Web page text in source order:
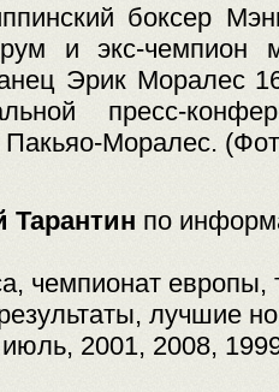
боксер
и экс-чемпион
Эрик Моралес
пресс-
Пакьяо-Моралес.
по
чемпионат европы,
лучшие
2001, 2008,